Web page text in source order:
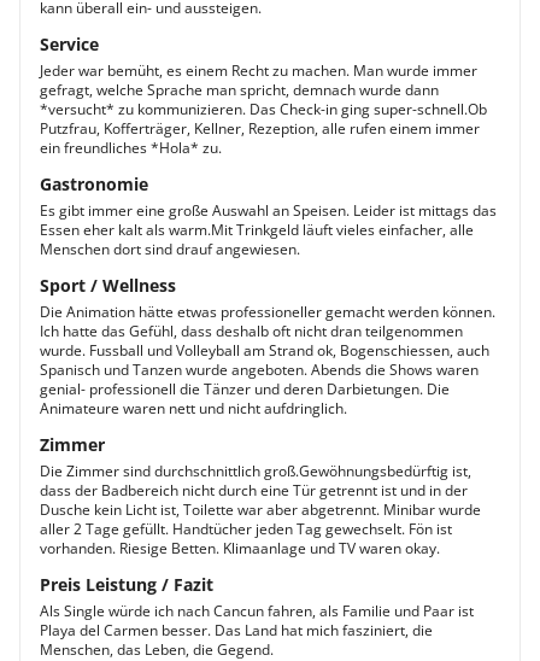
kann überall ein- und aussteigen.
Service
Jeder war bemüht, es einem Recht zu machen. Man wurde immer
gefragt, welche Sprache man spricht, demnach wurde dann
*versucht* zu kommunizieren. Das Check-in ging super-schnell.Ob
Putzfrau, Kofferträger, Kellner, Rezeption, alle rufen einem immer
ein freundliches *Hola* zu.
Gastronomie
Es gibt immer eine große Auswahl an Speisen. Leider ist mittags das
Essen eher kalt als warm.Mit Trinkgeld läuft vieles einfacher, alle
Menschen dort sind drauf angewiesen.
Sport / Wellness
Die Animation hätte etwas professioneller gemacht werden können.
Ich hatte das Gefühl, dass deshalb oft nicht dran teilgenommen
wurde. Fussball und Volleyball am Strand ok, Bogenschiessen, auch
Spanisch und Tanzen wurde angeboten. Abends die Shows waren
genial- professionell die Tänzer und deren Darbietungen. Die
Animateure waren nett und nicht aufdringlich.
Zimmer
Die Zimmer sind durchschnittlich groß.Gewöhnungsbedürftig ist,
dass der Badbereich nicht durch eine Tür getrennt ist und in der
Dusche kein Licht ist, Toilette war aber abgetrennt. Minibar wurde
aller 2 Tage gefüllt. Handtücher jeden Tag gewechselt. Fön ist
vorhanden. Riesige Betten. Klimaanlage und TV waren okay.
Preis Leistung / Fazit
Als Single würde ich nach Cancun fahren, als Familie und Paar ist
Playa del Carmen besser. Das Land hat mich fasziniert, die
Menschen, das Leben, die Gegend.